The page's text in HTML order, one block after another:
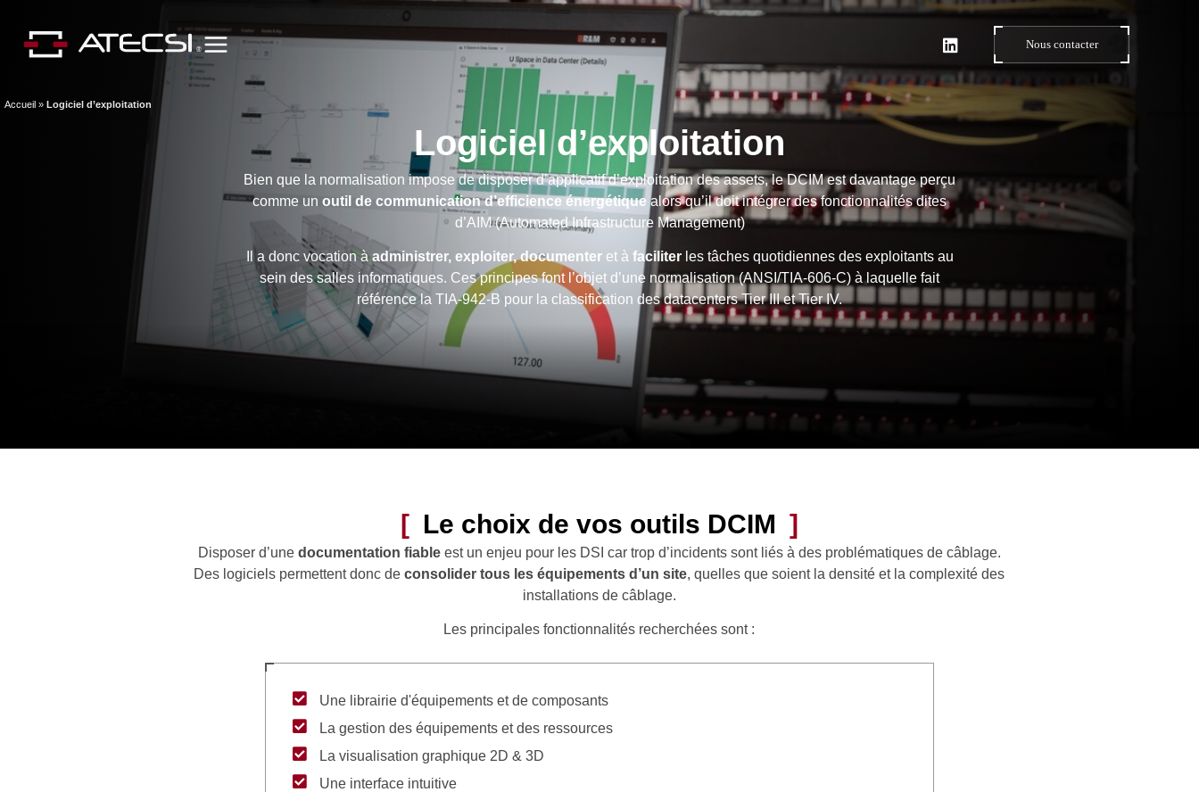
Nous contacter
Accueil » Logiciel d’exploitation
Logiciel d’exploitation
Bien que la normalisation impose de disposer d’applicatif d’exploitation des assets, le DCIM est davantage perçu
comme un outil de communication d’efficience énergétique alors qu’il doit intégrer des fonctionnalités dites
d’AIM (Automated Infrastructure Management)
Il a donc vocation àadministrer, exploiter, documenter et à faciliterles tâches quotidiennes des exploitants au
sein des salles informatiques. Ces principes font l’objet d’une normalisation (ANSI/TIA-606-C) à laquelle fait
référence la TIA-942-B pour la classification des datacenters Tier III et Tier IV.
Le choix de vos outils DCIM
Disposer d’une documentation fiable est un enjeu pour les DSI car trop d’incidents sont liés à des problématiques de câblage.
Des logiciels permettent donc deconsolider tous les équipements d’un site, quelles que soient la densité et la complexité des
installations de câblage.
Les principales fonctionnalités recherchées sont :
Une librairie d'équipements et de composants
La gestion des équipements et des ressources
La visualisation graphique 2D & 3D
Une interface intuitive